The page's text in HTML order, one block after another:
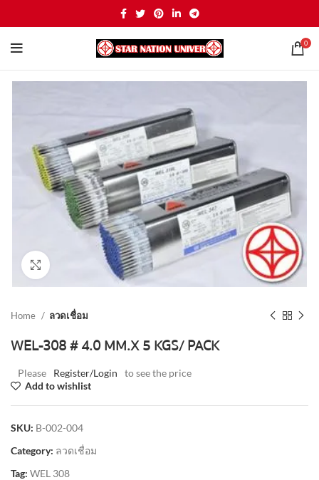
0
Click to enlarge
Home ลวดเชื่อม
WEL-308 # 4.0 MM.X 5 KGS/ PACK
Please Register/Login
to see the price
Add to wishlist
SKU: B-002-004
Category: ลวดเชื่อม
Tag: WEL 308